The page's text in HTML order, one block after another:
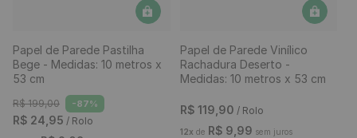
Papel de Parede Pastilha
Bege - Medidas: 10 metros x
53 cm
R$ 199,00 -87%
R$ 24 95 / Rolo
Papel de Parede Vinílico
Rachadura Deserto -
Medidas: 10 metros x 53 cm
R$ 119 90 / Rolo
12x de R$ 9 99 sem juros